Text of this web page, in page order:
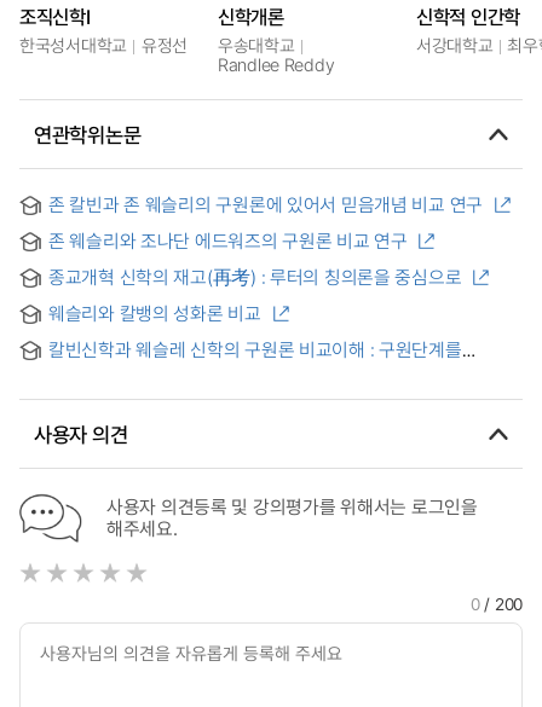
조직신학I
한국성서대학교 유정선
신학개론
우송대학교
Randlee Reddy
신학적 인간학
서강대학교 최
연관학위논문
존 칼빈과 존 웨슬리의 구원론에 있어서 믿음개념 비교 연구
존 웨슬리와 조나단 에드워즈의 구원론 비교 연구
종교개혁 신학의 재고(再考) : 루터의 칭의론을 중심으로
웨슬리와 칼뱅의 성화론 비교
칼빈신학과 웨슬레 신학의 구원론 비교이해 : 구원단계를
사용자 의견
사용자 의견등록 및 강의평가를 위해서는 로그인을
해주세요.
0/ 200